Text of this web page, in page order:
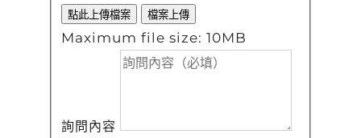
點此上傳檔案 檔案上傳
Maximum file size: 10MB
詢問內容